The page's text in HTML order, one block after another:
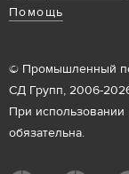
Помощь
© Промышленный
СД Групп, 2006-
При использовании
обязательна.